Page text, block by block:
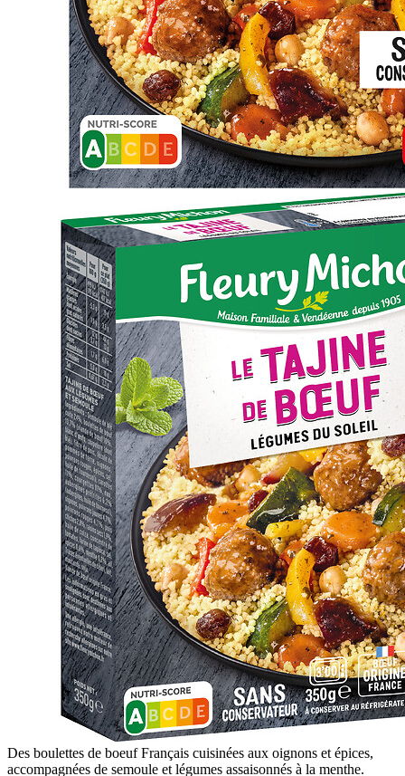
Des boulettes de boeuf Français cuisinées aux oignons et épices,
accompagnées de semoule et légumes assaisonnés à la menthe.